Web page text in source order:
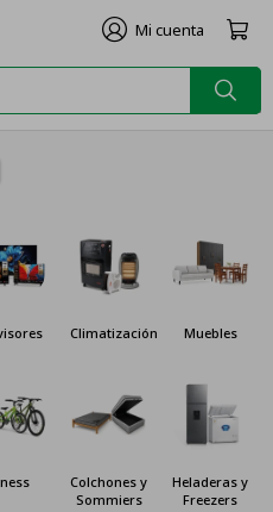
Climatización Muebles
Colchones y
Sommiers
Heladeras y
Freezers